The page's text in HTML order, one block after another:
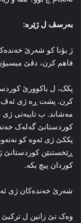
بەرسڤ ل ژێرە:
ژ بۆنا کو شه‌رێ
فاهم کرن، دڤێ
پکک، ل باکوورێ
کرن. پشت ڕه‌ ژی ئه‌ڤ
مه‌شاند. ب تایبه‌تی
کوردستانێ گه‌له‌ک
پککێ ژی ئه‌وه‌ کو
ڕێخستنێن کوردستانێ ژ
کوردان پیچ بکه‌.
شه‌رێ خه‌نده‌کان ژی
وه‌ک تێ زانین ل